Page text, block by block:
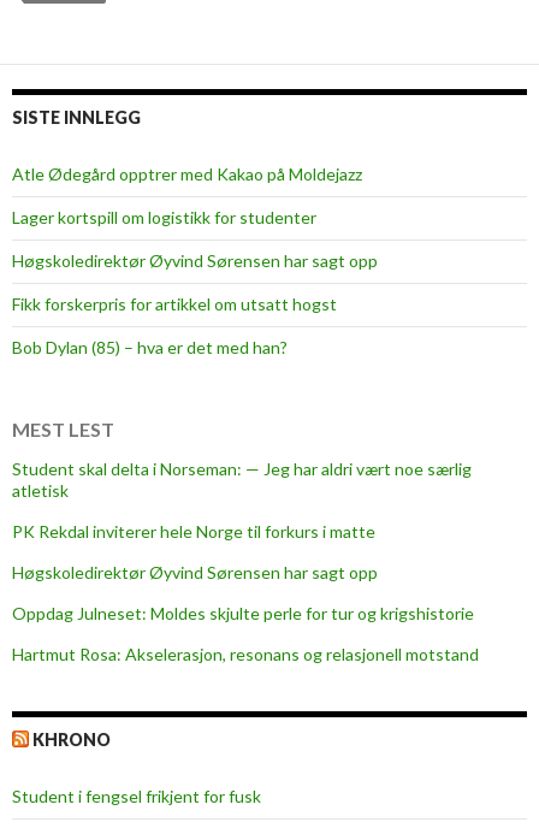
l
o
j
r
t
r
SISTE INNLEGG
Atle Ødegård opptrer med Kakao på Moldejazz
Lager kortspill om logistikk for studenter
Høgskoledirektør Øyvind Sørensen har sagt opp
Fikk forskerpris for artikkel om utsatt hogst
Bob Dylan (85) – hva er det med han?
MEST LEST
Student skal delta i Norseman: — Jeg har aldri vært noe særlig
atletisk
PK Rekdal inviterer hele Norge til forkurs i matte
Høgskoledirektør Øyvind Sørensen har sagt opp
Oppdag Julneset: Moldes skjulte perle for tur og krigshistorie
Hartmut Rosa: Akselerasjon, resonans og relasjonell motstand
KHRONO
Student i fengsel frikjent for fusk